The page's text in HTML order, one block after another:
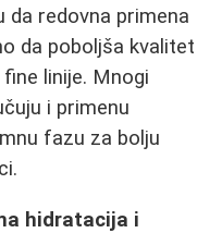
da redovna primena
da poboljša kvalitet
linije. Mnogi
i primenu
fazu za bolju
hidratacija i